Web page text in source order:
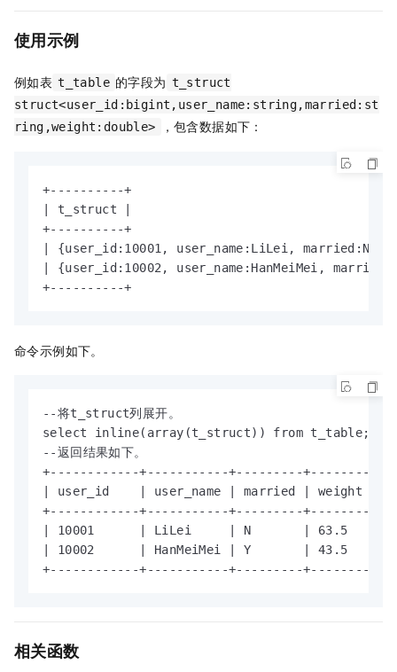
使用示例
例如表 t_table 的字段为 t_struct
struct<user_id:bigint,user_name:string,married:st
ring,weight:double>
，包含数据如下：
+----------+
| t_struct |
+----------+
| {user_id:10001, user_name:LiLei, married:N,
| {user_id:10002, user_name:HanMeiMei,
+----------+
命令示例如下。
--将t_struct列展开。
select inline(array(t_struct)) from t_table;
--返回结果如下。
+------------+-----------+---------
| user_id    | user_name | married | weight
+------------+-----------+---------
| 10001      | LiLei     | N       | 63.5
| 10002      | HanMeiMei | Y       | 43.5
+------------+-----------+---------
相关函数